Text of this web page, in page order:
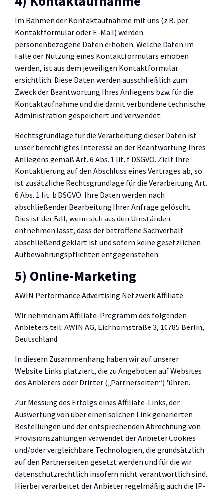
Im Rahmen der Kontaktaufnahme mit uns (z.B. per
Kontaktformular oder E-Mail) werden
personenbezogene Daten erhoben. Welche Daten im
Falle der Nutzung eines Kontaktformulars erhoben
werden, ist aus dem jeweiligen Kontaktformular
ersichtlich. Diese Daten werden ausschließlich zum
Zweck der Beantwortung Ihres Anliegens bzw. für die
Kontaktaufnahme und die damit verbundene technische
Administration gespeichert und verwendet.
Rechtsgrundlage für die Verarbeitung dieser Daten ist
unser berechtigtes Interesse an der Beantwortung Ihres
Anliegens gemäß Art. 6 Abs. 1 lit. f DSGVO. Zielt Ihre
Kontaktierung auf den Abschluss eines Vertrages ab, so
ist zusätzliche Rechtsgrundlage für die Verarbeitung Art.
6 Abs. 1 lit. b DSGVO. Ihre Daten werden nach
abschließender Bearbeitung Ihrer Anfrage gelöscht.
Dies ist der Fall, wenn sich aus den Umständen
entnehmen lässt, dass der betroffene Sachverhalt
abschließend geklärt ist und sofern keine gesetzlichen
Aufbewahrungspflichten entgegenstehen.
5) Online-Marketing
AWIN Performance Advertising Netzwerk Affiliate
Wir nehmen am Affiliate-Programm des folgenden
Anbieters teil: AWIN AG, Eichhornstraße 3, 10785 Berlin,
Deutschland
In diesem Zusammenhang haben wir auf unserer
Website Links platziert, die zu Angeboten auf Websites
des Anbieters oder Dritter („Partnerseiten“) führen.
Zur Messung des Erfolgs eines Affiliate-Links, der
Auswertung von über einen solchen Link generierten
Bestellungen und der entsprechenden Abrechnung von
Provisionszahlungen verwendet der Anbieter Cookies
und/oder vergleichbare Technologien, die grundsätzlich
auf den Partnerseiten gesetzt werden und für die wir
datenschutzrechtlich insofern nicht verantwortlich sind.
Hierbei verarbeitet der Anbieter regelmäßig auch die IP-